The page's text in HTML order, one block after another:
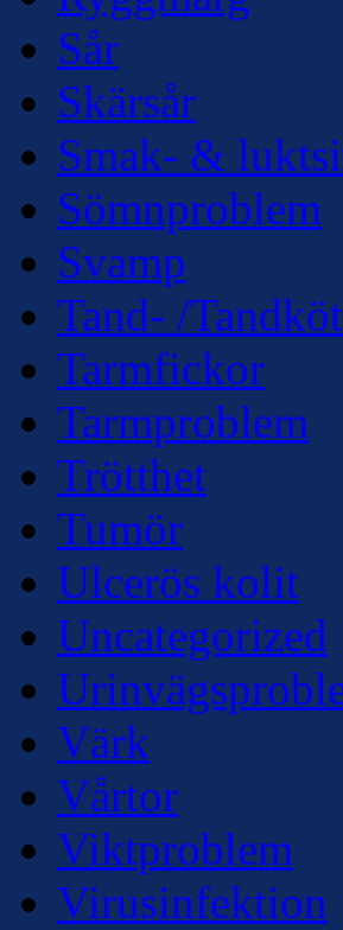
Sår
Skärsår
Smak- &
Sömnproblem
Svamp
Tand- /
Tarmfickor
Tarmproblem
Trötthet
Tumör
Ulcerös kolit
Uncategorized
Värk
Vårtor
Viktproblem
Virusinfektion